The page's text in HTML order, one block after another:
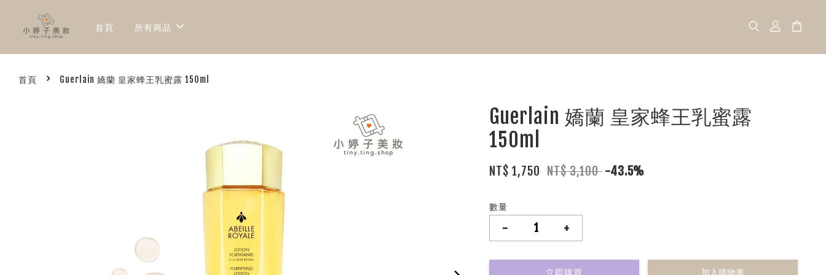
首頁 所有商品
首頁 › Guerlain 嬌蘭 皇家蜂王乳蜜露 150ml
Guerlain 嬌蘭 皇家蜂王乳蜜露
150ml
NT$ 1,750 NT$ 3,100 -43.5%
數量
- +
立即購買 加入購物車